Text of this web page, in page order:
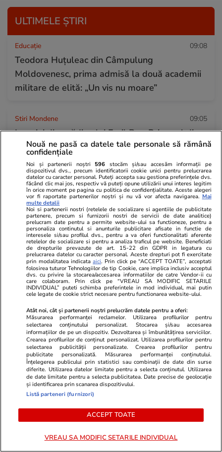
ULTIMELE ȘTIRI
Educație 09:08
Teodora Huțuleac din Câmpulung
Moldovenesc, prima admisă la două academii
militare de elită: „Un vis nu moare”
Stiri Mondene 09:05
Imagini din grădina lui Emil Boc. Primarul din
Cluj-Napoca a cules primele roșii cultivate de
el: „O satisfacție pe care niciun magazin nu o
poate oferi”
Stiri Mondene 08:53
Ce fac Dragoș Bucur și Dana Nălbaru în fiecare
dimineață, de când s-au mutat la țară. Nu se
abat de la acest obicei. „Înainte să înceapă
tăvălugul”
Vacanțe și Cultură 08:48
Prea săraci pentru vacanțe: 6 din 10 români nu
au bani pentru o săptămână de concediu
Citește mai multe
TRENDING
Bani și Afaceri 08:19
Radu Miruță spune că proiectul mare care
putea salva Dunărea e blocat într-un sertar de
la Ministerul Transporturilor
Nouă ne pasă ca datele tale personale să rămână
confidențiale
Noi și partenerii noștri 596 stocăm și/sau accesăm informații pe
dispozitivul dvs., precum identificatorii cookie unici pentru prelucrarea
datelor cu caracter personal. Puteți accepta sau gestiona preferințele dvs.
făcând clic mai jos, respectiv vă puteți opune utilizării unui interes legitim
în orice moment pe pagina cu politica de confidențialitate. Aceste alegeri
vor fi raportate partenerilor noștri și nu vă vor afecta navigarea. Mai
multe detalii
Noi si partenerii nostri (retelele de socializare si agentiile de publicitate
partenere, precum si furnizorii nostri de servicii de date analitice)
prelucram date pentru a permite website-ului sa functioneze, pentru a
personaliza continutul si anunturile publicitare afisate in functie de
interesele si/sau profilul dvs., pentru a va oferi functionalitati aferente
retelelor de socializare si pentru a analiza traficul pe website. Beneficiati
de drepturile prevazute de art. 15-22 din GDPR in legatura cu
prelucrarea datelor cu caracter personal. Aceste drepturi pot fi exercitate
prin modalitatea indicataaici. Prin click pe “ACCEPT TOATE”, acceptati
folosirea tuturor Tehnologiilor de tip Cookie, care implica inclusiv acceptul
dvs. cu privire la stocarea/accesarea informatiilor de catre Vendor-ii cu
care colaboram. Prin click pe “VREAU SA MODIFIC SETARILE
INDIVIDUAL” puteti schimba preferintele in mod individual, mai putin
cele legate de cookie strict necesare pentru functionarea website-ului.
Atât noi, cât și partenerii noștri prelucrăm datele pentru a oferi:
Măsurarea performanței reclamelor. Utilizarea profilurilor pentru
selectarea conținutului personalizat. Stocarea și/sau accesarea
informațiilor de pe un dispozitiv. Dezvoltarea și îmbunătățirea serviciilor.
Crearea profilurilor de conținut personalizat. Utilizarea profilurilor pentru
selectarea publicității personalizate. Crearea profilurilor pentru
publicitate personalizată. Măsurarea performanței conținutului.
Înțelegerea publicului prin statistici sau combinații de date din surse
diferite. Utilizarea datelor limitate pentru a selecta conținutul. Utilizarea
de date limitate pentru a selecta publicitatea. Date precise de geolocație
și identificarea prin scanarea dispozitivului.
Listă parteneri (furnizori)
ACCEPT TOATE
VREAU SA MODIFIC SETARILE INDIVIDUAL